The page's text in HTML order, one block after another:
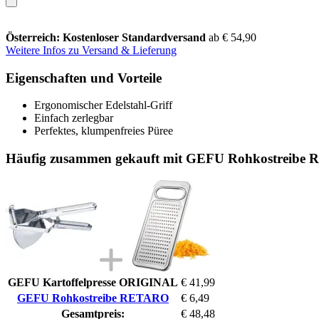
Österreich: Kostenloser Standardversand ab € 54,90
Weitere Infos zu Versand & Lieferung
Eigenschaften und Vorteile
Ergonomischer Edelstahl-Griff
Einfach zerlegbar
Perfektes, klumpenfreies Püree
Häufig zusammen gekauft mit GEFU Rohkostreibe
GEFU Kartoffelpresse ORIGINAL € 41,99
GEFU Rohkostreibe RETARO
€ 6,49
Gesamtpreis:
€ 48,48